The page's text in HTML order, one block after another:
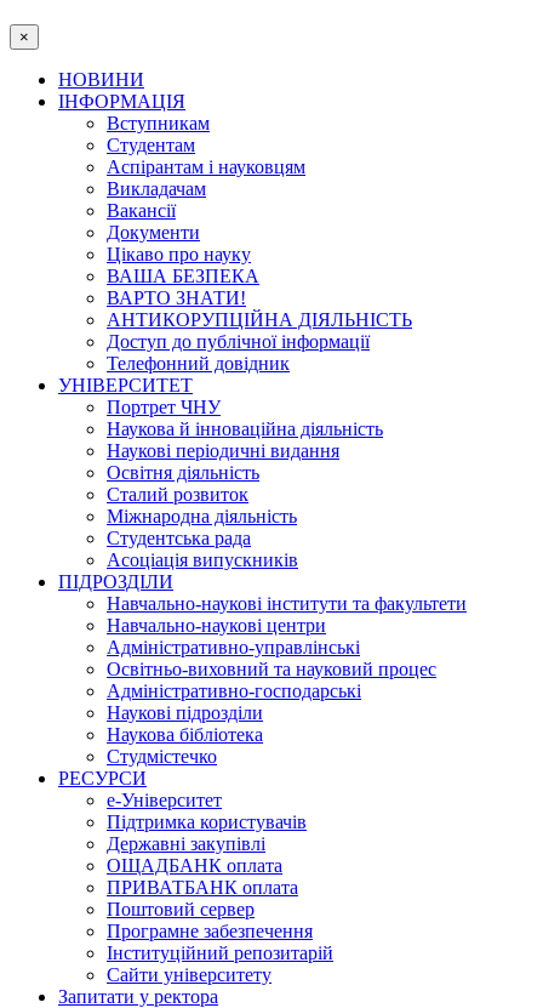
×
НОВИНИ
ІНФОРМАЦІЯ
Вступникам
Студентам
Аспірантам і науковцям
Викладачам
Вакансії
Документи
Цікаво про науку
ВАША БЕЗПЕКА
ВАРТО ЗНАТИ!
АНТИКОРУПЦІЙНА ДІЯЛЬНІСТЬ
Доступ до публічної інформації
Телефонний довідник
УНІВЕРСИТЕТ
Портрет ЧНУ
Наукова й інноваційна діяльність
Наукові періодичні видання
Освітня діяльність
Сталий розвиток
Міжнародна діяльність
Студентська рада
Асоціація випускників
ПІДРОЗДІЛИ
Навчально-наукові інститути та факультети
Навчально-наукові центри
Адміністративно-управлінські
Освітньо-виховний та науковий процес
Адміністративно-господарські
Наукові підрозділи
Наукова бібліотека
Студмістечко
РЕСУРСИ
е-Університет
Підтримка користувачів
Державні закупівлі
ОЩАДБАНК оплата
ПРИВАТБАНК оплата
Поштовий сервер
Програмне забезпечення
Інституційний репозитарій
Сайти університету
Запитати у ректора